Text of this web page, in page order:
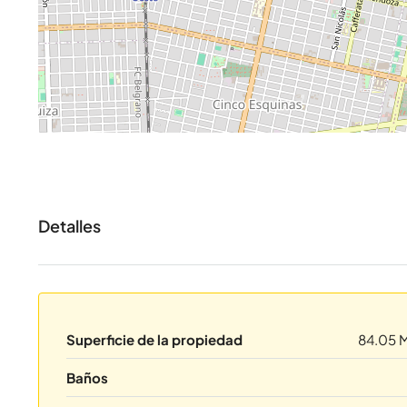
Detalles
Superficie de la propiedad 84.05
Baños